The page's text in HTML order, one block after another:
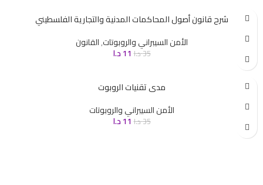
شرح قانون أصول المحاكمات المدنية والتجارية الفلسطيني
الأمن السيبراني والروبوتات,القانون
35د.ا 11د.ا
مدى تقنيات الروبوت
الأمن السيبراني والروبوتات
35د.ا 11د.ا